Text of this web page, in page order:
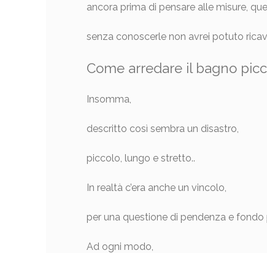
ancora prima di pensare alle misure,
senza conoscerle non avrei potuto
Come arredare il bagno
Insomma,
descritto così sembra un disastro,
piccolo, lungo e stretto..
In realtà c’era anche un vincolo,
per una questione di pendenza e
Ad ogni modo,